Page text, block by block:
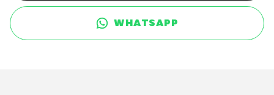
WHATSAPP